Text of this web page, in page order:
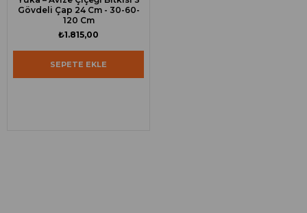
Gövdeli Çap 24 Cm - 30-60-
120 Cm
₺1.815,00
SEPETE EKLE